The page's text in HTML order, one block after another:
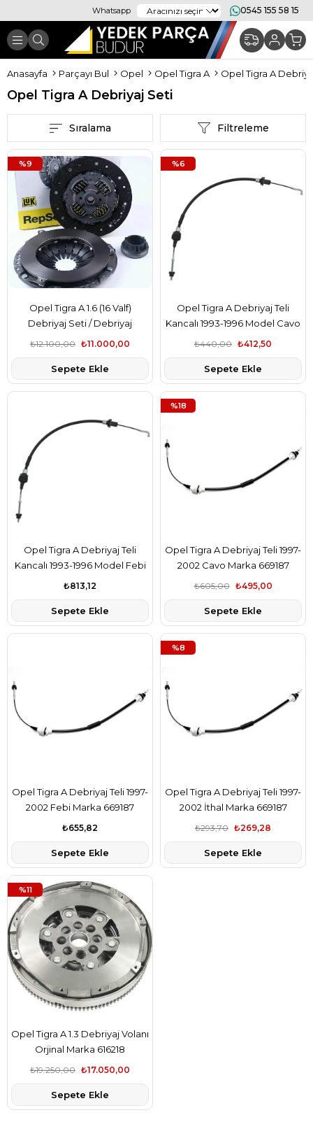
Whatsapp 0545 155 58 15
Anasayfa Parçayı Bul Opel Opel Tigra A Opel Tigra A
Opel Tigra A Debriyaj Seti
Filtreleme
Sıralama
Opel Tigra A 1.6 (16 Valf)
Debriyaj Seti / Debriyaj
Rulmanı Set Luk Marka
₺11.000,00
₺12.100,00
Sepete Ekle
%9
Opel Tigra A Debriyaj Teli
Kancalı 1993-1996 Model Cavo
Marka 669186
₺412,50
₺440,00
Sepete Ekle
%6
Opel Tigra A Debriyaj Teli
Kancalı 1993-1996 Model Febi
Marka 669186
₺813,12
Sepete Ekle
Opel Tigra A Debriyaj Teli 1997-
2002 Cavo Marka 669187
₺495,00
₺605,00
Sepete Ekle
%18
Opel Tigra A Debriyaj Teli 1997-
2002 Febi Marka 669187
₺655,82
Sepete Ekle
Opel Tigra A Debriyaj Teli 1997-
2002 İthal Marka 669187
₺269,28
₺293,70
Sepete Ekle
%8
Opel Tigra A 1.3 Debriyaj Volanı
Orjinal Marka 616218
₺17.050,00
₺19.250,00
Sepete Ekle
%11